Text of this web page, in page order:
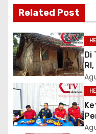
Related Post
Di